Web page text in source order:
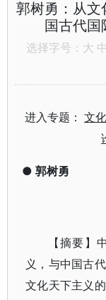
郭树勇：从文
国古代
选择字号： 大 中
进入专题：文
● 郭树勇
【摘要】
义，与中国古
文化天下主义